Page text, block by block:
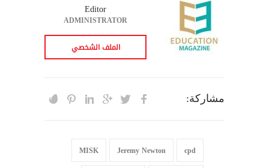
Editor
ADMINISTRATOR
الملف الشخصي
مشاركة:
cpd
Jeremy Newton
MISK